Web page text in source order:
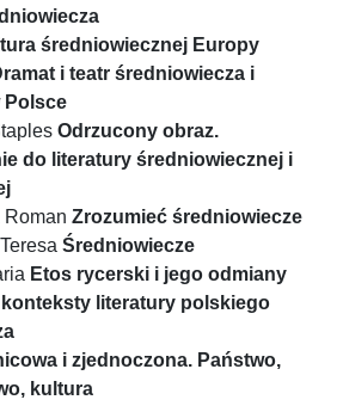
średniowiecznej Europy
i teatr średniowiecza i
Polsce
Odrzucony obraz.
do literatury średniowiecznej i
Roman Zrozumieć średniowiecze
Średniowiecze
Etos rycerski i jego odmiany
konteksty literatury polskiego
i zjednoczona. Państwo,
kultura